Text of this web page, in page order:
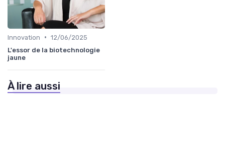
Innovation • 12/06/2025
L'essor de la biotechnologie
jaune
À lire aussi